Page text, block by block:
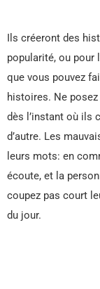
Ils créeront des
popularité, ou pour
que vous pouvez
histoires. Ne
dès l’instant où ils
d’autre. Les
leurs mots: en
écoute, et la
coupez pas court
du jour.